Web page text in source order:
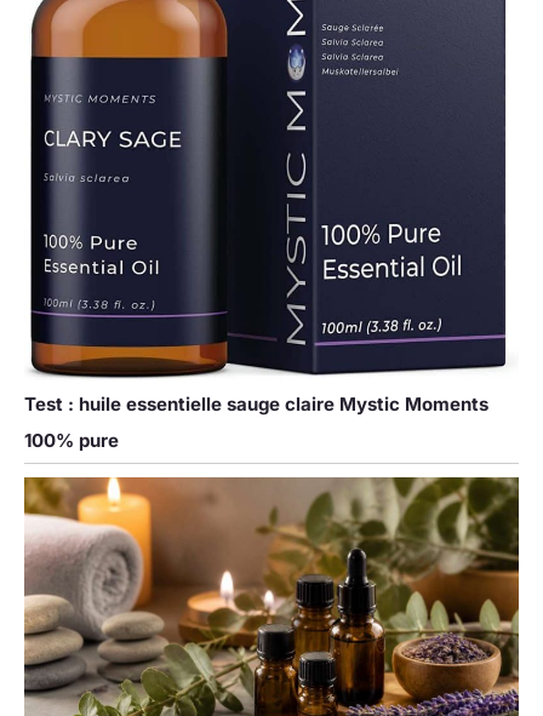
Test : huile essentielle sauge claire Mystic Moments
100% pure